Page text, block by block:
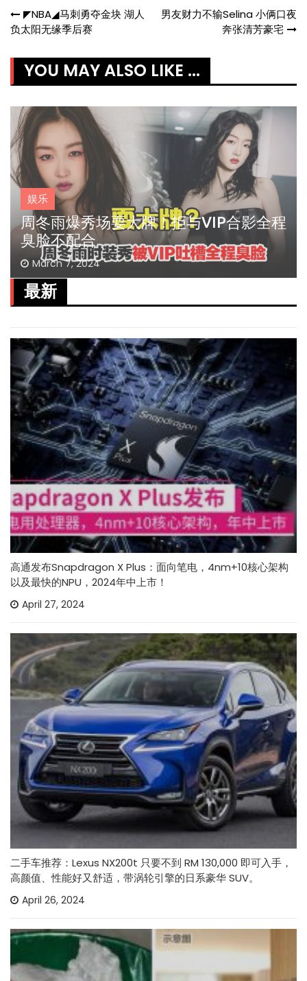
Post
navigation
◤NBA◢马刺勇夺金块 湖人
负太阳无缘季后赛
男友财力不输Selina 小俩口夜
奔张清芳豪宅
YOU MAY ALSO LIKE ...
娱乐
周冬雨爆秀场耍大牌！拒与VIP合影全程
臭脸不配合
March 7, 2024
最新
高通发布Snapdragon X Plus：面向笔电，4nm+10核心架构
以及最快的NPU，2024年中上市！
April 27, 2024
二手车推荐：Lexus NX200t 只要不到 RM 130,000 即可入手，
高颜值、性能好又舒适，带涡轮引擎的日系豪华 SUV。
April 26, 2024